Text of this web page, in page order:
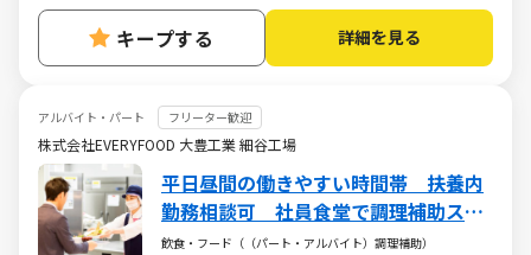
キープする 詳細を見る
アルバイト・パート フリーター歓迎
株式会社EVERYFOOD 大豊工業 細谷工場
平日昼間の働きやすい時間帯 扶養内
勤務相談可 社員食堂で調理補助スタ
ッフ大募集！
飲食・フード（（パート・アルバイト）調理補助）